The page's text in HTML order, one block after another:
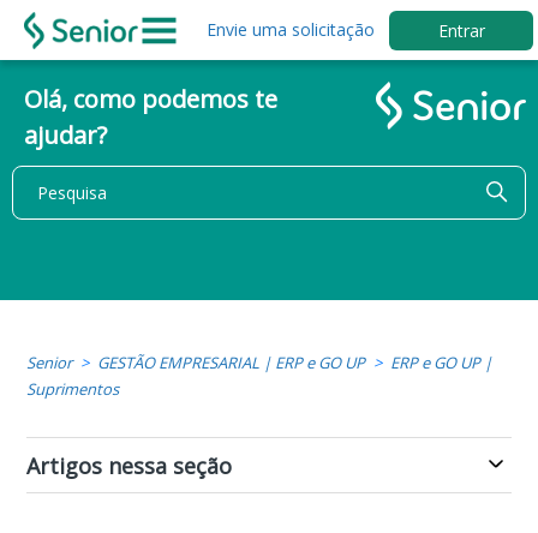
Envie uma solicitação Entrar
Olá, como podemos te
ajudar?
Senior GESTÃO EMPRESARIAL | ERP e GO UP
ERP e GO UP |
Suprimentos
Artigos nessa seção